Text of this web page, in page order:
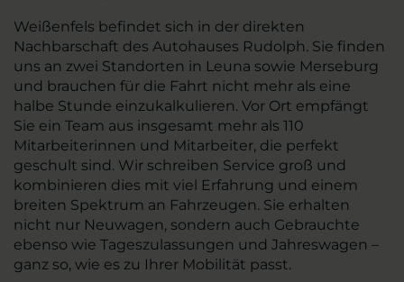
Weißenfels befindet sich in der direkten
Nachbarschaft des Autohauses Rudolph. Sie finden
uns an zwei Standorten in Leuna sowie Merseburg
und brauchen für die Fahrt nicht mehr als eine
halbe Stunde einzukalkulieren. Vor Ort empfängt
Sie ein Team aus insgesamt mehr als 110
Mitarbeiterinnen und Mitarbeiter, die perfekt
geschult sind. Wir schreiben Service groß und
kombinieren dies mit viel Erfahrung und einem
breiten Spektrum an Fahrzeugen. Sie erhalten
nicht nur Neuwagen, sondern auch Gebrauchte
ebenso wie Tageszulassungen und Jahreswagen –
ganz so, wie es zu Ihrer Mobilität passt.